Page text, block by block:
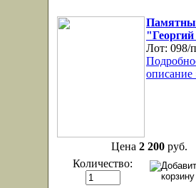
Лот: 098/
описание
Цена 2 200 руб.
Количество: